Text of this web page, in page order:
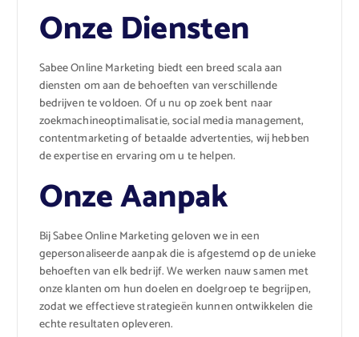
Onze Diensten
Sabee Online Marketing biedt een breed scala aan
diensten om aan de behoeften van verschillende
bedrijven te voldoen. Of u nu op zoek bent naar
zoekmachineoptimalisatie, social media management,
contentmarketing of betaalde advertenties, wij hebben
de expertise en ervaring om u te helpen.
Onze Aanpak
Bij Sabee Online Marketing geloven we in een
gepersonaliseerde aanpak die is afgestemd op de unieke
behoeften van elk bedrijf. We werken nauw samen met
onze klanten om hun doelen en doelgroep te begrijpen,
zodat we effectieve strategieën kunnen ontwikkelen die
echte resultaten opleveren.